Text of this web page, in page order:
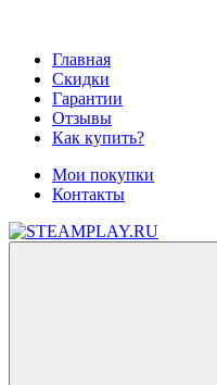
Главная
Скидки
Гарантии
Отзывы
Как купить?
Мои покупки
Контакты